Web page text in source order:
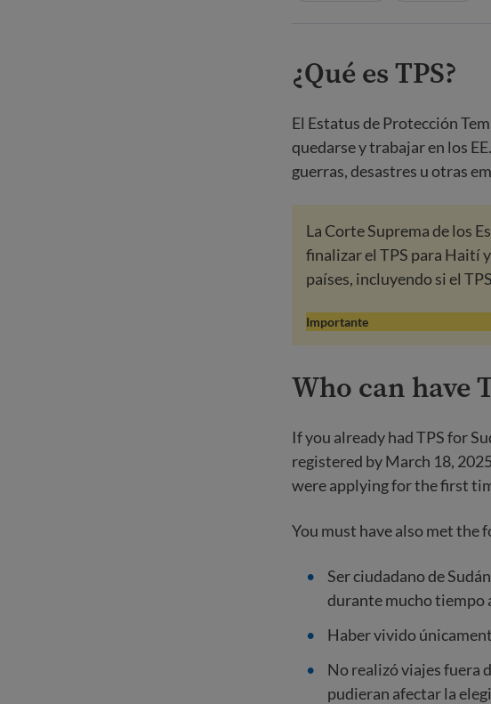
¿Qué es TPS?
El Estatus de Protección
quedarse y trabajar en los
guerras, desastres u otras
La Corte Suprema de los
finalizar el TPS para Haití
países, incluyendo si el
Importante
Who can have
If you already had TPS for
registered by March 18,
were applying for the first
You must have also met
Ser ciudadano de Sudán
durante mucho tiempo
Haber vivido
No realizó viajes fuera
pudieran afectar la